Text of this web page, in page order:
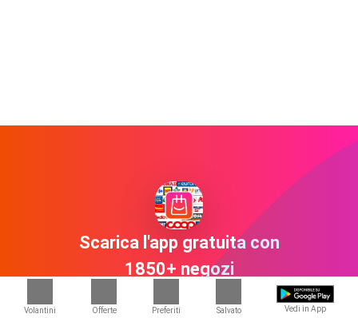
Volantini Offerte Preferiti Salvato Vedi in App
Scarica l'app gratuita con
1850+ negozi